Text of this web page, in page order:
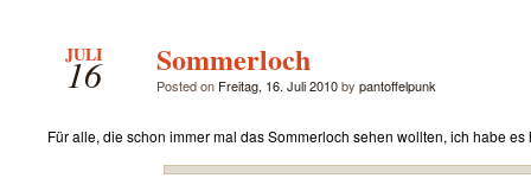
JULI
16 Sommerloch
Posted on Freitag, 16. Juli 2010by pantoffelpunk
Für alle, die schon immer mal das Sommerloch sehen wollten, ich habe es